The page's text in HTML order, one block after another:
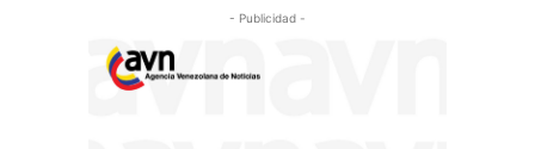
- Publicidad -